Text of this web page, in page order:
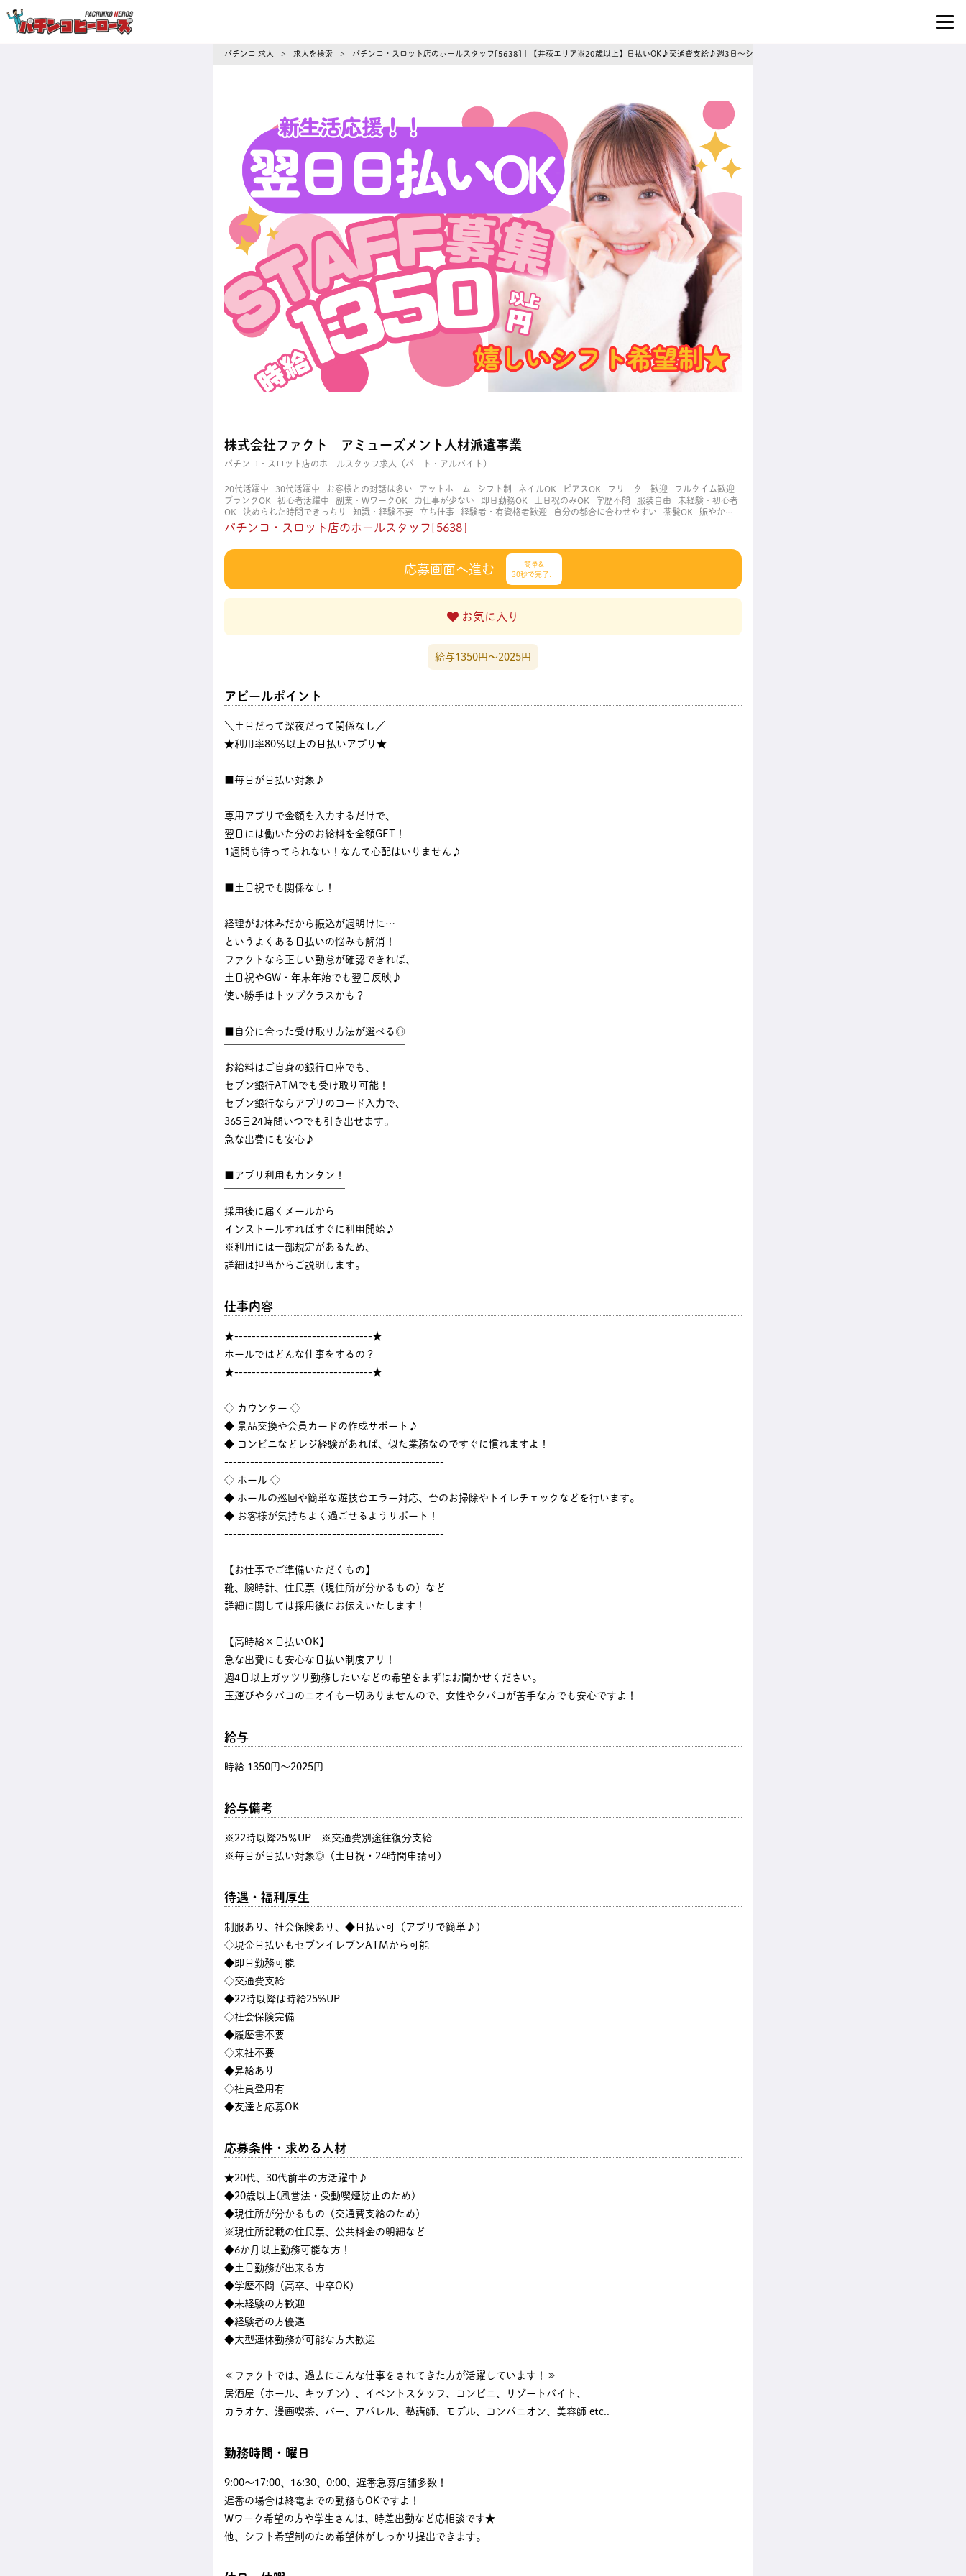
パチンコ 求人 > 求人を検索 > パチンコ・スロット店のホールスタッフ[5638]｜【井荻エリア※20歳以上】日払いOK♪交通費支給♪週3日～シフト相談◎
株式会社ファクト アミューズメント人材派遣事業
パチンコ・スロット店のホールスタッフ求人（パート・アルバイト）
20代活躍中 30代活躍中 お客様との対話は多い アットホーム シフト制 ネイルOK ピアスOK フリーター歓迎
フルタイム歓迎
ブランクOK
初心者活躍中 副業・WワークOK 力仕事が少ない 即日勤務OK 土日祝のみOK 学歴不問 服装自由
未経験・初心者
OK
決められた時間できっちり 知識・経験不要 立ち仕事 経験者・有資格者歓迎 自分の都合に合わせやすい 茶髪OK
賑やかな
職場
週4日以上OK 長く働ける 長期歓迎 髪型自由 髪色自由
パチンコ・スロット店のホールスタッフ[5638]
応募画面へ進む
簡単&
30秒で完了♩
お気に入り
給与1350円〜2025円
アピールポイント
＼土日だって深夜だって関係なし／
★利用率80％以上の日払いアプリ★
■毎日が日払い対象♪
専用アプリで金額を入力するだけで、
翌日には働いた分のお給料を全額GET！
1週間も待ってられない！なんて心配はいりません♪
■土日祝でも関係なし！
経理がお休みだから振込が週明けに…
というよくある日払いの悩みも解消！
ファクトなら正しい勤怠が確認できれば、
土日祝やGW・年末年始でも翌日反映♪
使い勝手はトップクラスかも？
■自分に合った受け取り方法が選べる◎
お給料はご自身の銀行口座でも、
セブン銀行ATMでも受け取り可能！
セブン銀行ならアプリのコード入力で、
365日24時間いつでも引き出せます。
急な出費にも安心♪
■アプリ利用もカンタン！
採用後に届くメールから
インストールすればすぐに利用開始♪
※利用には一部規定があるため、
詳細は担当からご説明します。
仕事内容
★--------------------------------★
ホールではどんな仕事をするの？
★--------------------------------★
◇ カウンター ◇
◆ 景品交換や会員カードの作成サポート♪
◆ コンビニなどレジ経験があれば、似た業務なのですぐに慣れますよ！
---------------------------------------------------
◇ ホール ◇
◆ ホールの巡回や簡単な遊技台エラー対応、台のお掃除やトイレチェックなどを行います。
◆ お客様が気持ちよく過ごせるようサポート！
---------------------------------------------------
【お仕事でご準備いただくもの】
靴、腕時計、住民票（現住所が分かるもの）など
詳細に関しては採用後にお伝えいたします！
【高時給×日払いOK】
急な出費にも安心な日払い制度アリ！
週4日以上ガッツリ勤務したいなどの希望をまずはお聞かせください。
玉運びやタバコのニオイも一切ありませんので、女性やタバコが苦手な方でも安心ですよ！
給与
時給 1350円〜2025円
給与備考
※22時以降25％UP ※交通費別途往復分支給
※毎日が日払い対象◎（土日祝・24時間申請可）
待遇・福利厚生
制服あり、社会保険あり、◆日払い可（アプリで簡単♪）
◇現金日払いもセブンイレブンATMから可能
◆即日勤務可能
◇交通費支給
◆22時以降は時給25%UP
◇社会保険完備
◆履歴書不要
◇来社不要
◆昇給あり
◇社員登用有
◆友達と応募OK
応募条件・求める人材
★20代、30代前半の方活躍中♪
◆20歳以上(風営法・受動喫煙防止のため)
◆現住所が分かるもの（交通費支給のため）
※現住所記載の住民票、公共料金の明細など
◆6か月以上勤務可能な方！
◆土日勤務が出来る方
◆学歴不問（高卒、中卒OK）
◆未経験の方歓迎
◆経験者の方優遇
◆大型連休勤務が可能な方大歓迎
≪ファクトでは、過去にこんな仕事をされてきた方が活躍しています！≫
居酒屋（ホール、キッチン）、イベントスタッフ、コンビニ、リゾートバイト、
カラオケ、漫画喫茶、バー、アパレル、塾講師、モデル、コンパニオン、美容師 etc..
勤務時間・曜日
9:00〜17:00、16:30、0:00、遅番急募店舗多数！
遅番の場合は終電までの勤務もOKですよ！
Wワーク希望の方や学生さんは、時差出勤など応相談です★
他、シフト希望制のため希望休がしっかり提出できます。